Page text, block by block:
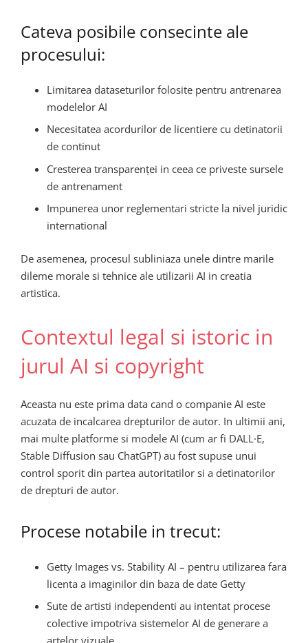
Cateva posibile consecinte ale
procesului:
Limitarea dataseturilor folosite pentru antrenarea
modelelor AI
Necesitatea acordurilor de licentiere cu detinatorii
de continut
Cresterea transparenței in ceea ce priveste sursele
de antrenament
Impunerea unor reglementari stricte la nivel juridic
international
De asemenea, procesul subliniaza unele dintre marile
dileme morale si tehnice ale utilizarii AI in creatia
artistica.
Contextul legal si istoric in
jurul AI si copyright
Aceasta nu este prima data cand o companie AI este
acuzata de incalcarea drepturilor de autor. In ultimii ani,
mai multe platforme si modele AI (cum ar fi DALL·E,
Stable Diffusion sau ChatGPT) au fost supuse unui
control sporit din partea autoritatilor si a detinatorilor
de drepturi de autor.
Procese notabile in trecut:
Getty Images vs. Stability AI – pentru utilizarea fara
licenta a imaginilor din baza de date Getty
Sute de artisti independenti au intentat procese
colective impotriva sistemelor AI de generare a